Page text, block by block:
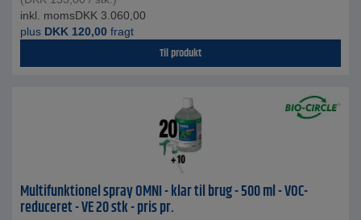
inkl. momsDKK 3.060,00
plus DKK 120,00 fragt
Til produkt
Multifunktionel spray OMNI - klar til brug - 500 ml - VOC-
reduceret - VE 20 stk - pris pr.